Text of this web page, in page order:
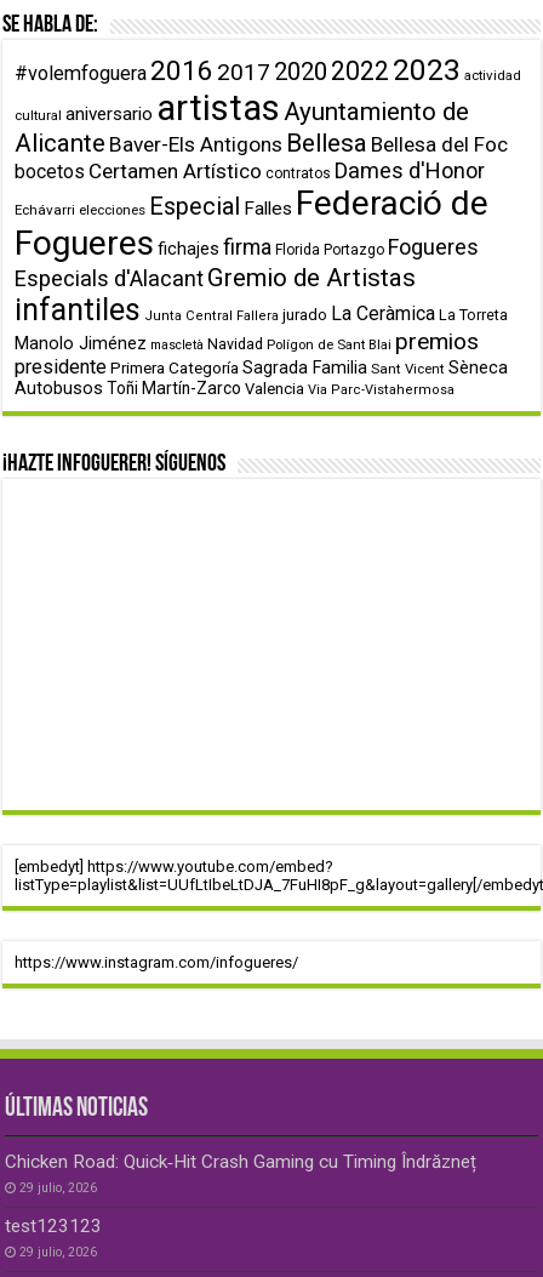
Se habla de:
#volemfoguera 2016 2017 2020 2022 2023 actividad
cultural aniversario artistas Ayuntamiento de
Alicante Baver-Els Antigons Bellesa Bellesa del Foc
bocetos Certamen Artístico contratos Dames d'Honor
Echávarri elecciones Especial Falles Federació de
Fogueres fichajes firma Florida Portazgo Fogueres
Especials d'AlacantGremio de Artistas
infantiles Junta Central Fallera jurado La Ceràmica La Torreta
Manolo Jiménez mascletà Navidad Polígon de Sant Blai premios
presidente Primera Categoría Sagrada Familia Sant Vicent Sèneca
Autobusos Toñi Martín-Zarco Valencia Via Parc-Vistahermosa
¡Hazte infoguerer! Síguenos
[embedyt] https://www.youtube.com/embed?
listType=playlist&list=UUfLtIbeLtDJA_7FuHI8pF_g&layout=gallery[/
https://www.instagram.com/infogueres/
ÚLTIMAS NOTICIAS
Chicken Road: Quick‑Hit Crash Gaming cu Timing Îndrăzneț
29 julio, 2026
test123123
29 julio, 2026